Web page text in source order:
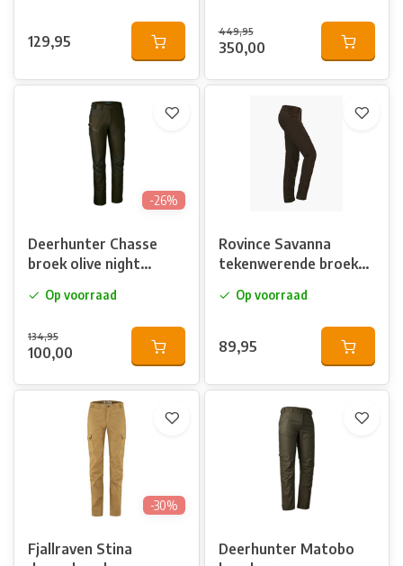
129,95
449,95
350,00
-26%
Deerhunter Chasse
broek olive night
Op voorraad
134,95
100,00
Rovince Savanna
tekenwerende broek
Op voorraad
89,95
-30%
Fjallraven Stina
Deerhunter Matobo